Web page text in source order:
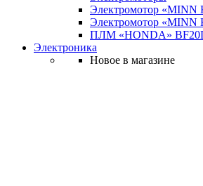
Электромотор «MINN
Электромотор «MINN
ПЛМ «HONDA»
Электроника
Новое в магазине